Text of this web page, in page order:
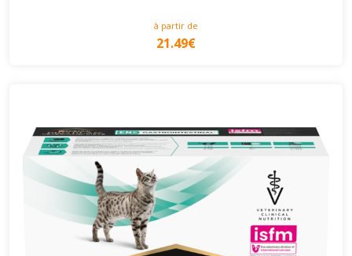
à partir de
21.49€